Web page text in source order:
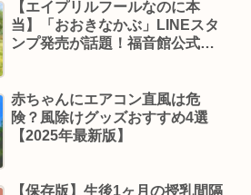
【エイプリルフールなのに本
当】「おおきなかぶ」LINEスタ
ンプ発売が話題！福音館公式の
赤ちゃんにエアコン直風は危
険？風除けグッズおすすめ4選
【2025年最新版】
【保存版】生後1ヶ月の授乳間隔